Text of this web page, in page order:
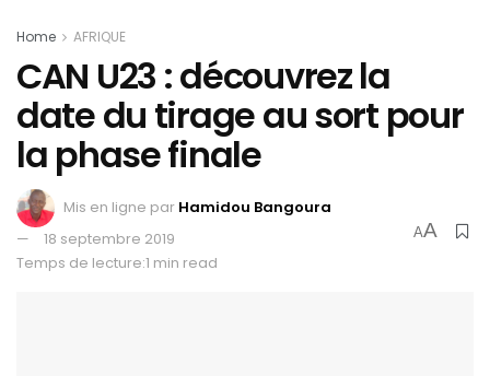
Home AFRIQUE
CAN U23 : découvrez la
date du tirage au sort pour
la phase finale
Mis en ligne par Hamidou Bangoura
18 septembre 2019
Temps de lecture:1 min read
AA